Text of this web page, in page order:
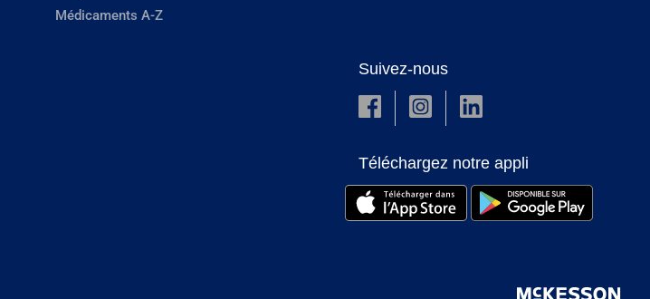
Médicaments A-Z
Suivez-nous
Téléchargez notre appli